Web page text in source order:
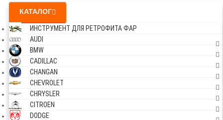
КАТАЛОГ
ИНСТРУМЕНТ ДЛЯ РЕТРОФИТА ФАР
AUDI
BMW
CADILLAC
CHANGAN
CHEVROLET
CHRYSLER
CITROEN
DODGE